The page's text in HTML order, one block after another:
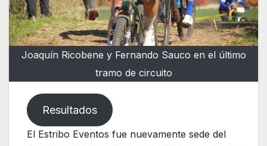
Joaquín Ricobene y Fernando Sauco en el último
tramo de circuito
Resultados
El Estribo Eventos fue nuevamente sede del